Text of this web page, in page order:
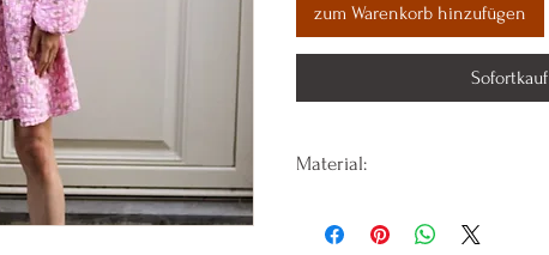
zum Warenkorb hinzufügen
Sofortkauf
Material: